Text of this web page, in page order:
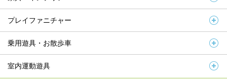
プレイファニチャー
乗用遊具・お散歩車
室内運動遊具